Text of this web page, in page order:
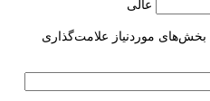
عالی
بخش‌های موردنیاز علامت‌گذاری